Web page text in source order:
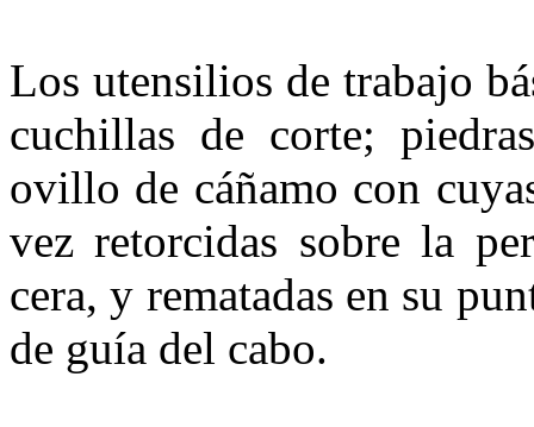
Los utensilios de trabajo
cuchi­llas de corte;
ovillo de cáñamo con
vez retorcidas sobre la
cera, y rematadas en su
de guía del cabo.